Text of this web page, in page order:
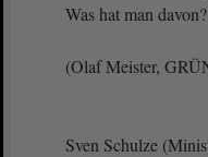
Was hat man davon?
(Olaf Meister,
Sven Schulze